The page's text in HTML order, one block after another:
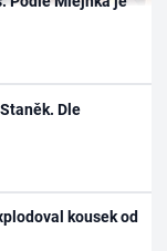
Dle
kousek od